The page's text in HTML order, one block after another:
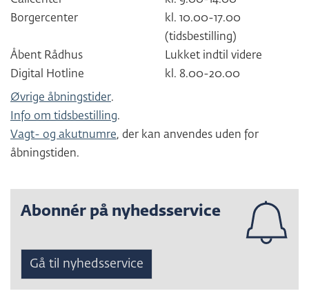
Borgercenter
kl. 10.00-17.00
(tidsbestilling)
Åbent Rådhus
Lukket indtil videre
Digital Hotline
kl. 8.00-20.00
Øvrige åbningstider.
Info om tidsbestilling.
Vagt- og akutnumre, der kan anvendes uden for
åbningstiden.
Abonnér på nyhedsservice
Gå til nyhedsservice